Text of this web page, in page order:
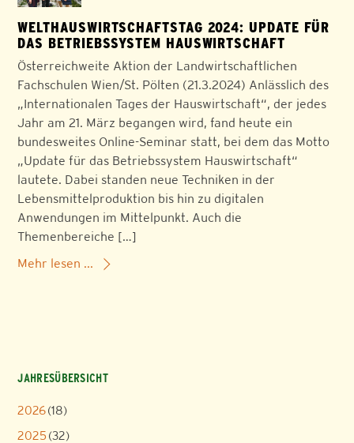
WELTHAUSWIRTSCHAFTSTAG 2024: UPDATE FÜR
DAS BETRIEBSSYSTEM HAUSWIRTSCHAFT
Österreichweite Aktion der Landwirtschaftlichen
Fachschulen Wien/St. Pölten (21.3.2024) Anlässlich des
„Internationalen Tages der Hauswirtschaft“, der jedes
Jahr am 21. März begangen wird, fand heute ein
bundesweites Online-Seminar statt, bei dem das Motto
„Update für das Betriebssystem Hauswirtschaft“
lautete. Dabei standen neue Techniken in der
Lebensmittelproduktion bis hin zu digitalen
Anwendungen im Mittelpunkt. Auch die
Themenbereiche […]
Mehr lesen ...
JAHRESÜBERSICHT
2026(18)
2025 (32)